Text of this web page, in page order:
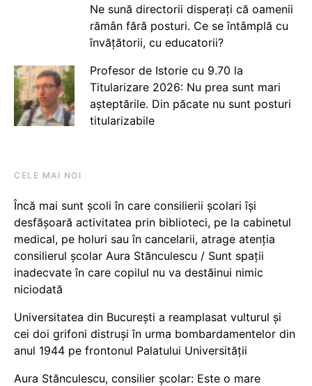
Ne sună directorii disperați că oamenii
rămân fără posturi. Ce se întâmplă cu
învățătorii, cu educatorii?
Profesor de Istorie cu 9.70 la
Titularizare 2026: Nu prea sunt mari
așteptările. Din păcate nu sunt posturi
titularizabile
CELE MAI NOI
Încă mai sunt școli în care consilierii școlari își
desfășoară activitatea prin biblioteci, pe la cabinetul
medical, pe holuri sau în cancelarii, atrage atenția
consilierul școlar Aura Stănculescu / Sunt spații
inadecvate în care copilul nu va destăinui nimic
niciodată
Universitatea din București a reamplasat vulturul și
cei doi grifoni distruși în urma bombardamentelor din
anul 1944 pe frontonul Palatului Universității
Aura Stănculescu, consilier școlar: Este o mare